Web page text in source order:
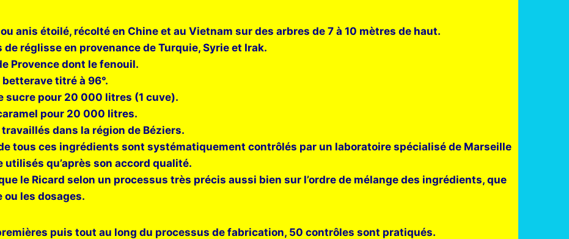
étoilé, récolté en Chine et au Vietnam sur des arbres de 7 à 10 mètres de haut.
en provenance de Turquie, Syrie et Irak.
dont le fenouil.
titré à 96°.
pour 20 000 litres (1 cuve).
pour 20 000 litres.
dans la région de Béziers.
tous ces ingrédients sont systématiquement contrôlés par un laboratoire spécialisé de Marseille
utilisés qu’après son accord qualité.
le Ricard selon un processus très précis aussi bien sur l’ordre de mélange des ingrédients, que
ou les dosages.
puis tout au long du processus de fabrication, 50 contrôles sont pratiqués.